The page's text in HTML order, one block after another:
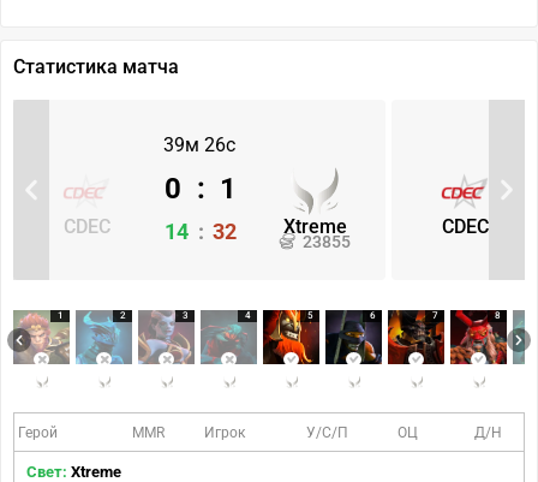
Статистика матча
39м 26с
CDEC Xtreme
23855
0 : 1
14 : 32 CDEC
1 2 3 4 5 6 7 8
Герой MMR Игрок У/С/П ОЦ Д/Н
Свет: Xtreme